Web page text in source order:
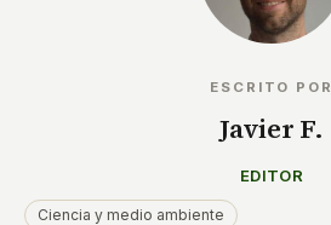
ESCRITO POR
Javier F.
EDITOR
Ciencia y medio ambiente